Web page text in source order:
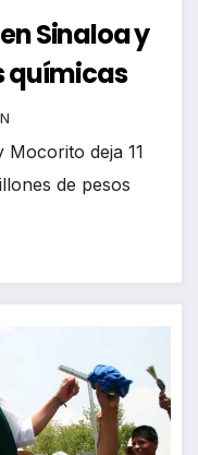
Sinaloa y
químicas
deja 11
de pesos